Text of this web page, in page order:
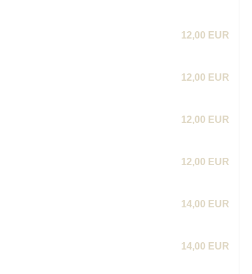
12,00 EUR
12,00 EUR
12,00 EUR
12,00 EUR
14,00 EUR
14,00 EUR